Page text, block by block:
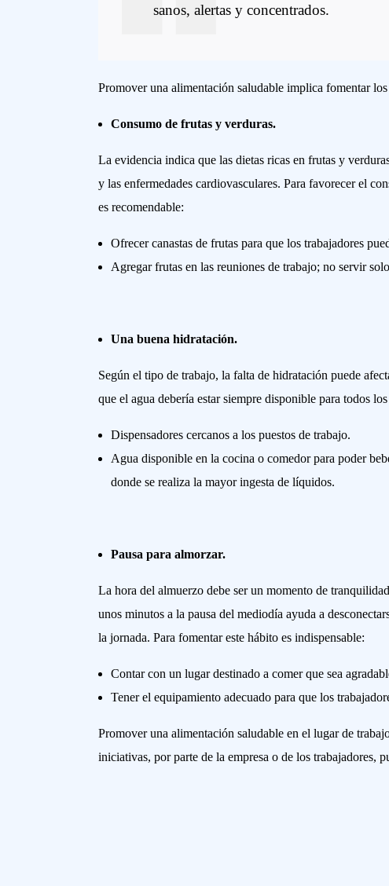
sanos, alertas y concentrados.
Promover una alimentación saludable implica fomentar
Consumo de frutas y verduras.
La evidencia indica que las dietas ricas en frutas y
y las enfermedades cardiovasculares. Para favorecer el
es recomendable:
Ofrecer canastas de frutas para que los trabajadores
Agregar frutas en las reuniones de trabajo; no servir
Una buena hidratación.
Según el tipo de trabajo, la falta de hidratación puede
que el agua debería estar siempre disponible para todos
Dispensadores cercanos a los puestos de trabajo.
Agua disponible en la cocina o comedor para poder
donde se realiza la mayor ingesta de líquidos.
Pausa para almorzar.
La hora del almuerzo debe ser un momento de
unos minutos a la pausa del mediodía ayuda a
la jornada. Para fomentar este hábito es indispensable:
Contar con un lugar destinado a comer que sea
Tener el equipamiento adecuado para que los
Promover una alimentación saludable en el lugar de
iniciativas, por parte de la empresa o de los trabajadores,